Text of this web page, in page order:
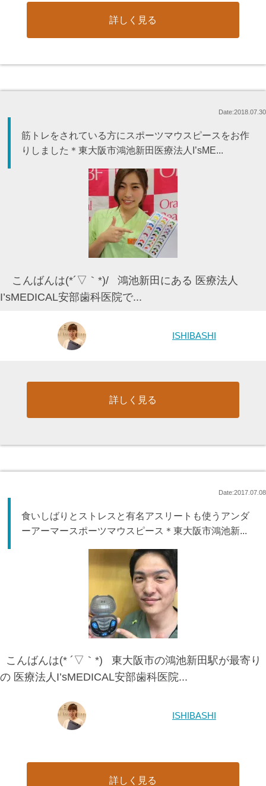
詳しく見る
Date:2018.07.30
筋トレをされている方にスポーツマウスピースをお作
りしました＊東大阪市鴻池新田医療法人I’sME...
こんばんは(*´▽｀*)/ 鴻池新田にある 医療法人
I’sMEDICAL安部歯科医院で...
ISHIBASHI
詳しく見る
Date:2017.07.08
食いしばりとストレスと有名アスリートも使うアンダ
ーアーマースポーツマウスピース＊東大阪市鴻池新...
こんばんは(* ´▽｀*) 東大阪市の鴻池新田駅が最寄り
の 医療法人I’sMEDICAL安部歯科医院...
ISHIBASHI
詳しく見る